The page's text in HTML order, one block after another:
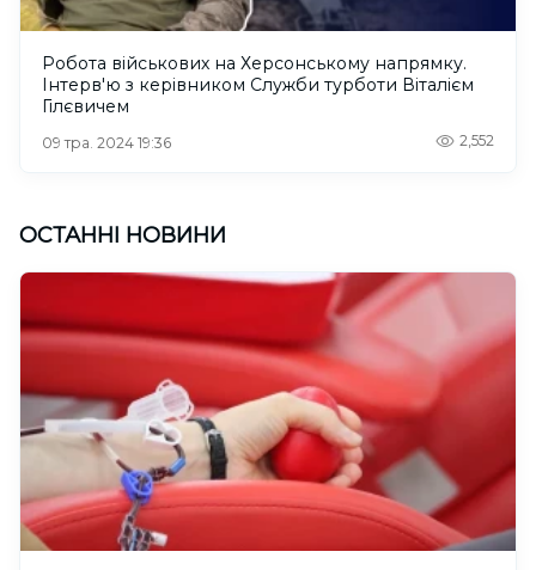
Робота військових на Херсонському напрямку.
Інтерв'ю з керівником Служби турботи Віталієм
Гілєвичем
09 тра. 2024 19:36 2,552
ОСТАННІ НОВИНИ